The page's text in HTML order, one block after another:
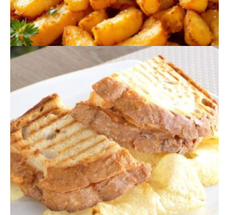
BATATAS FRITAS
$275,00
Quantidade
de
Batatas
Fritas
Adicionar
PRODUTOS
RELACIONADOS